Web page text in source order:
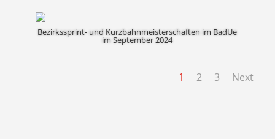
Bezirkssprint- und Kurzbahnmeisterschaften im BadUe
im September 2024
1 2 3 Next